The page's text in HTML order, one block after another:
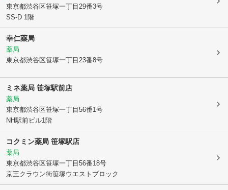
東京都渋谷区笹塚一丁目29番3号
SS-D 1階
幸仁薬局
薬局
東京都渋谷区笹塚一丁目23番8号
ミネ薬局 笹塚駅前店
薬局
東京都渋谷区笹塚一丁目56番1号
NH駅前ビル1階
コクミン薬局 笹塚駅店
薬局
東京都渋谷区笹塚一丁目56番18号
京王クラウン街笹塚ウエストブロック